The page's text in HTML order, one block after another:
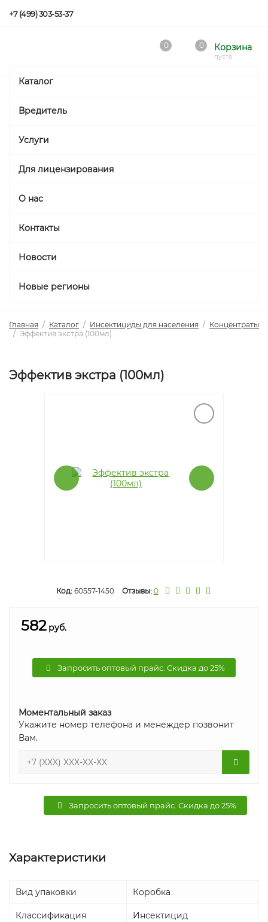
+7 (499) 303-53-37
0 0 Корзина
пусто
Каталог
Вредитель
Услуги
Для лицензирования
О нас
Контакты
Новости
Новые регионы
Главная Каталог Инсектициды для населения
Концентраты
Эффектив экстра (100мл)
Эффектив экстра (100мл)
Код: 60557-1450 Отзывы: 0
582 руб.
Запросить оптовый прайс. Скидка до 25%
Моментальный заказ
Укажите номер телефона и менеждер позвонит
Вам.
Запросить оптовый прайс. Скидка до 25%
Характеристики
Вид упаковки Коробка
Классификация Инсектицид